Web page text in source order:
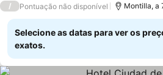
/ Pontuação não disponível Montilla, a
Selecione as datas para ver os
exatos.